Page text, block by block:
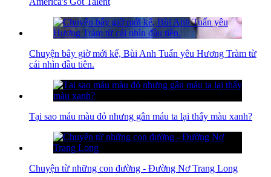
Chuyện bây giờ mới kể, Bùi Anh Tuấn yêu Hương Tràm từ
cái nhìn đầu tiên.
Tại sao máu màu đỏ nhưng gân máu ta lại thấy màu xanh?
Chuyện từ những con đường - Đường Nơ Trang Long